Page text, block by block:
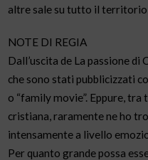
altre sale su tutto il
NOTE DI REGIA
Dall’uscita de La passione di
che sono stati pubblicizzati
o “family movie”. Eppure,
cristiana, raramente ne ho
intensamente a livello
Per quanto grande possa